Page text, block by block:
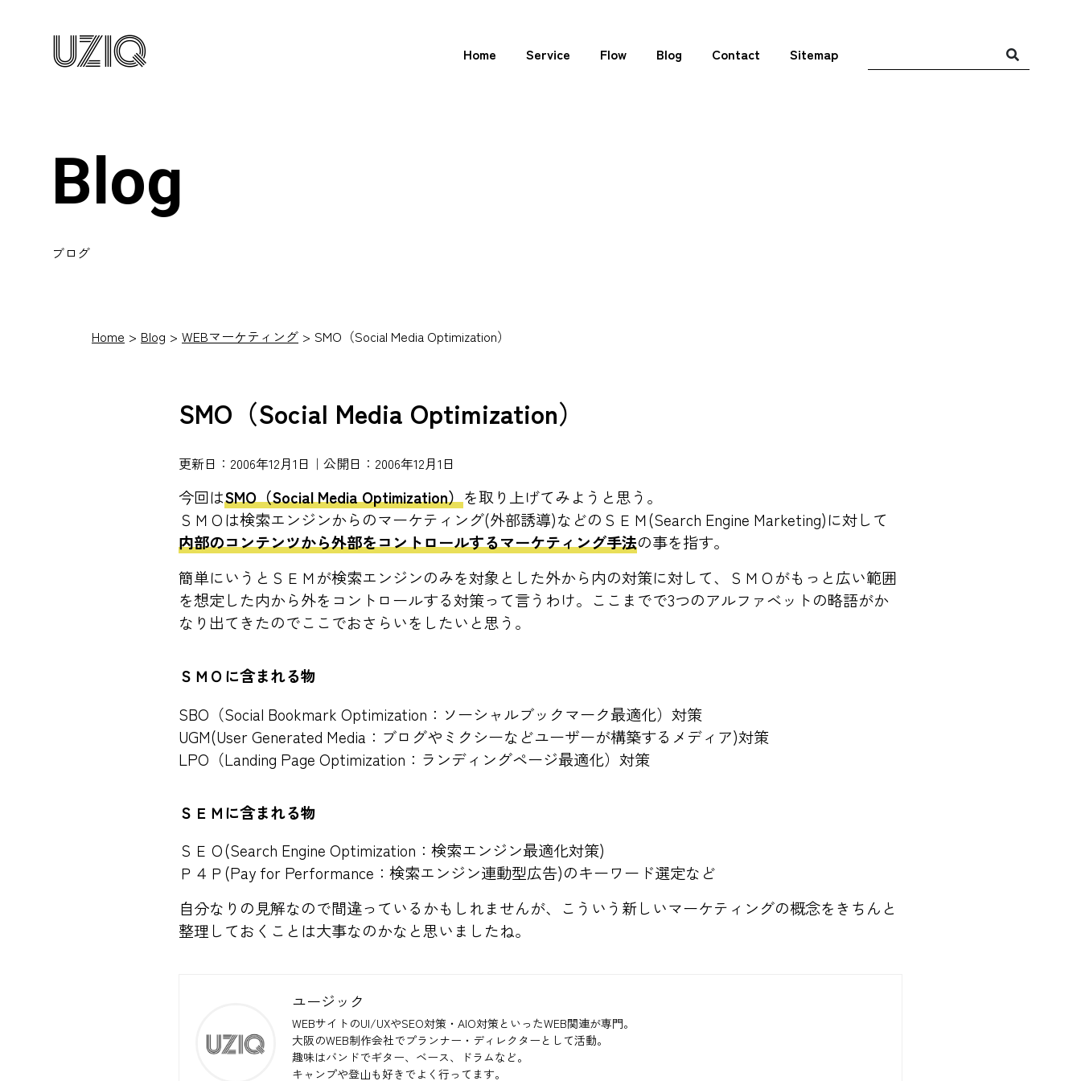
UZIQ Home Service Flow Blog Contact Sitemap
Blog
ブログ
Home Blog WEBマーケティング SMO（Social Media Optimization）
SMO（Social Media Optimization）
更新日：2006年12月1日｜公開日：2006年12月1日
今回はSMO（Social Media Optimization）を取り上げてみようと思う。
ＳＭＯは検索エンジンからのマーケティング(外部誘導)などのＳＥＭ(Search Engine Marketing)に対して
内部のコンテンツから外部をコントロールするマーケティング手法の事を指す。
簡単にいうとＳＥＭが検索エンジンのみを対象とした外から内の対策に対して、ＳＭＯがもっと広い範囲
を想定した内から外をコントロールする対策って言うわけ。ここまでで3つのアルファベットの略語がか
なり出てきたのでここでおさらいをしたいと思う。
ＳＭＯに含まれる物
SBO（Social Bookmark Optimization：ソーシャルブックマーク最適化）対策
UGM(User Generated Media：ブログやミクシーなどユーザーが構築するメディア)対策
LPO（Landing Page Optimization：ランディングページ最適化）対策
ＳＥＭに含まれる物
ＳＥＯ(Search Engine Optimization：検索エンジン最適化対策)
Ｐ４Ｐ(Pay for Performance：検索エンジン連動型広告)のキーワード選定など
自分なりの見解なので間違っているかもしれませんが、こういう新しいマーケティングの概念をきちんと
整理しておくことは大事なのかなと思いましたね。
ユージック
WEBサイトのUI/UXやSEO対策・AIO対策といったWEB関連が専門。
大阪のWEB制作会社でプランナー・ディレクターとして活動。
趣味はバンドでギター、ベース、ドラムなど。
キャンプや登山も好きでよく行ってます。